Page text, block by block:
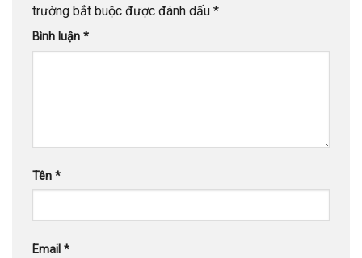
trường bắt buộc được đánh dấu *
Bình luận *
Tên *
Email *